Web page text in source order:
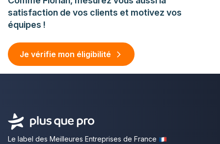
satisfaction de vos clients et motivez vos
équipes !
Je vérifie mon éligibilité
Le label des Meilleures Entreprises de France